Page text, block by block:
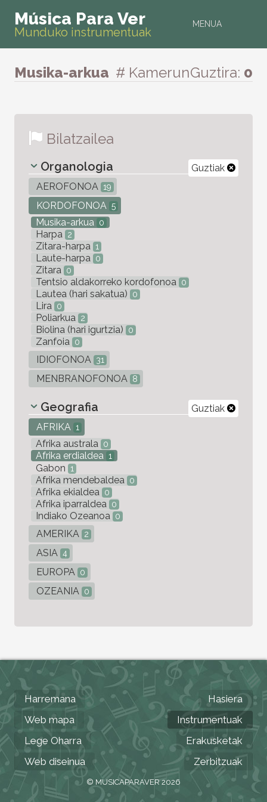
MENUA
Música Para Ver
Munduko instrumentuak
Musika-arkua # KamerunGuztira: 0
Bilatzailea
Guztiak
Organologia
AEROFONOA 19
KORDOFONOA 5
Musika-arkua 0
Harpa 2
Zitara-harpa 1
Laute-harpa 0
Zitara 0
Tentsio aldakorreko kordofonoa 0
Lautea (hari sakatua) 0
Lira 0
Poliarkua 2
Biolina (hari igurtzia) 0
Zanfoia 0
IDIOFONOA 31
MENBRANOFONOA 8
Guztiak
Geografia
AFRIKA 1
Afrika australa 0
Afrika erdialdea 1
Gabon 1
Afrika mendebaldea 0
Afrika ekialdea 0
Afrika iparraldea 0
Indiako Ozeanoa 0
AMERIKA 2
ASIA 4
EUROPA 0
OZEANIA 0
Harremana
Web mapa
Lege Oharra
Web diseinua
Hasiera
Instrumentuak
Erakusketak
Zerbitzuak
© MUSICAPARAVER 2026